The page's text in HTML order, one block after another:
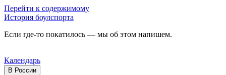
Перейти к содержимому
История боулспорта
Если где-то покатилось — мы об этом напишем.
Календарь
В России